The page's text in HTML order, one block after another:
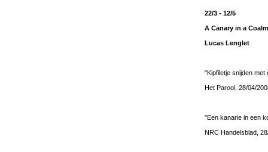
22/3 - 12/5
A Canary in a
Lucas Lenglet
"Kipfiletje snijden met
Het Parool, 28/04/
"Een kanarie in een
NRC Handelsblad,